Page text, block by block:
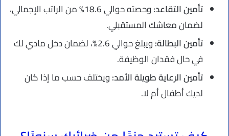
تأمين التقاعد:
وحصته حوالي 18.6% من الراتب الإجمالي،
لضمان معاشك المستقبلي.
تأمين البطالة:
ويبلغ حوالي 2.6%، لضمان دخل مادي لك
في حال فقدان الوظيفة.
تأمين الرعاية طويلة الأمد:ويختلف حسب ما إذا كان
لديك أطفال أم لا.